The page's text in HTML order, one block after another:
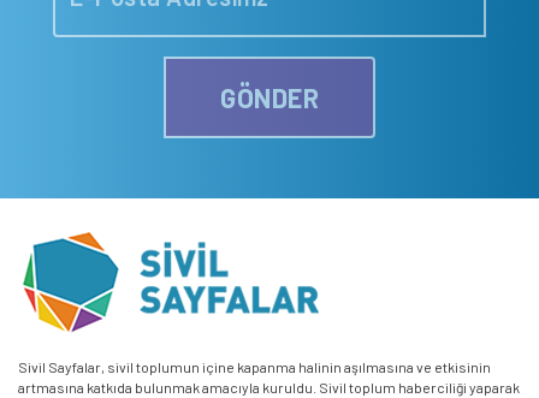
GÖNDER
Sivil Sayfalar, sivil toplumun içine kapanma halinin aşılmasına ve etkisinin
artmasına katkıda bulunmak amacıyla kuruldu. Sivil toplum haberciliği yaparak